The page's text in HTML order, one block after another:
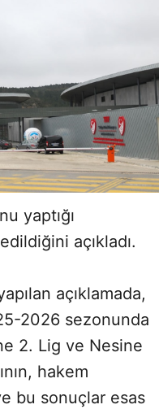
yaptığı
açıkladı.
açıklamada,
2026 sezonunda
2. Lig ve Nesine
hakem
bu sonuçlar esas